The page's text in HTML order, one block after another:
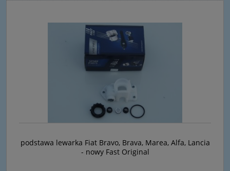
podstawa lewarka Fiat Bravo, Brava, Marea, Alfa, Lancia
- nowy Fast Original